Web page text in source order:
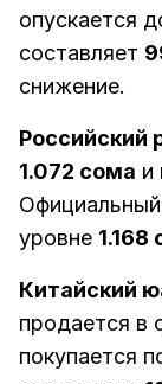
опускается
составляет
снижение.
Российский
1.072 сома и
Официальный
уровне 1.168
Китайский
продается в
покупается